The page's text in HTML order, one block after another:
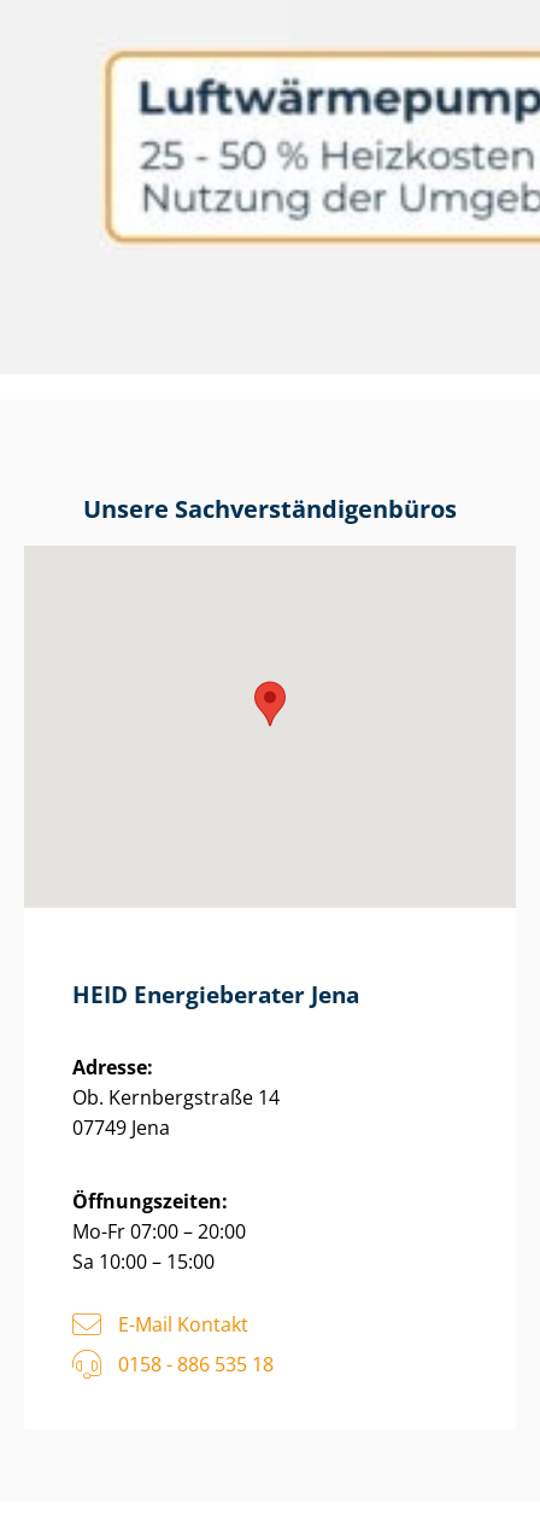
Unsere Sach­ver­stän­di­gen­bü­ros
HEID Energieberater Jena
Adresse:
Ob. Kernbergstraße 14
07749 Jena
Öffnungszeiten:
Mo-Fr 07:00 – 20:00
Sa 10:00 – 15:00
E-Mail Kontakt
0158 - 886 535 18